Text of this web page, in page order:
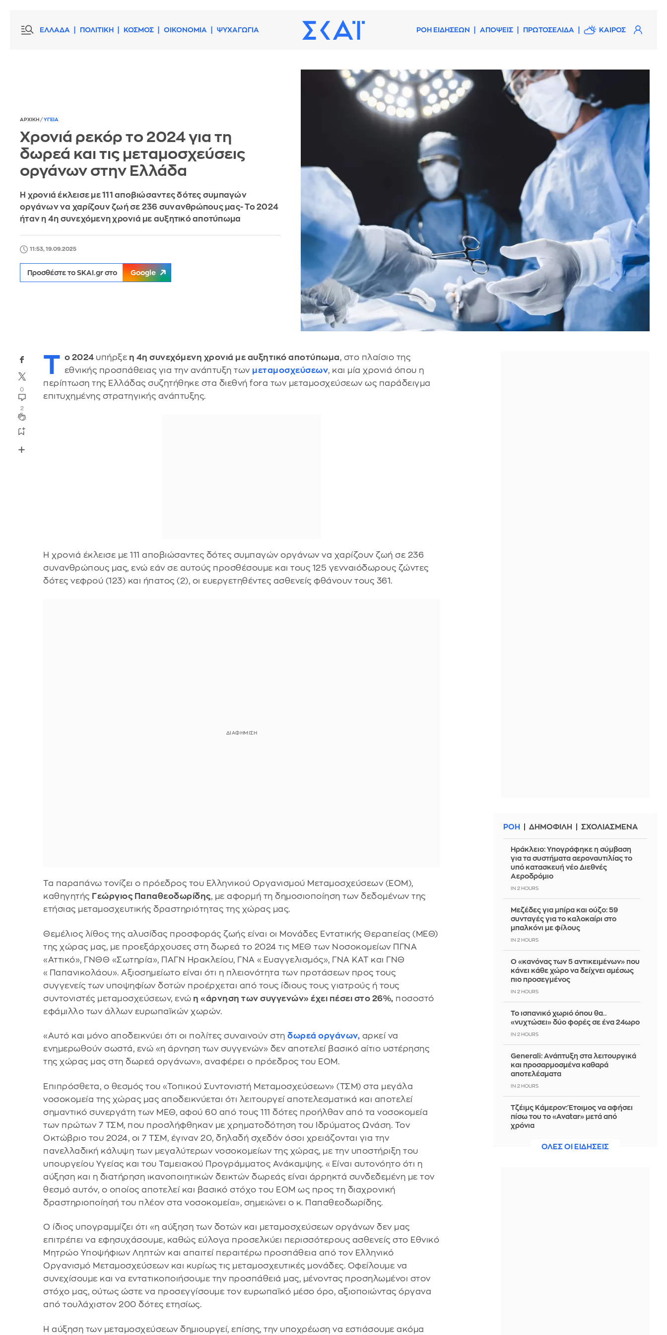
ΕΛΛΑΔΑ ΠΟΛΙΤΙΚΗ ΚΟΣΜΟΣ ΟΙΚΟΝΟΜΙΑ ΨΥΧΑΓΩΓΙΑ ΡΟΗ ΕΙΔΗΣΕΩΝ ΑΠΟΨΕΙΣ ΠΡΩΤΟΣΕΛΙΔΑ ΚΑΙΡΟΣ
ΑΡΧΙΚΗ / ΥΓΕΙΑ
Χρονιά ρεκόρ το 2024 για τη
δωρεά και τις μεταμοσχεύσεις
οργάνων στην Ελλάδα
Η χρονιά έκλεισε με 111 αποβιώσαντες δότες συμπαγών
οργάνων να χαρίζουν ζωή σε 236 συνανθρώπους μας- Το 2024
ήταν η 4η συνεχόμενη χρονιά με αυξητικό αποτύπωμα
11:53, 19.09.2025
Προσθέστε το SKAI.gr στο Google
0
2
Τ ο 2024 υπήρξε η 4η συνεχόμενη χρονιά με αυξητικό αποτύπωμα, στο πλαίσιο της
εθνικής προσπάθειας για την ανάπτυξη των μεταμοσχεύσεων, και μία χρονιά όπου η
περίπτωση της Ελλάδας συζητήθηκε στα διεθνή forα των μεταμοσχεύσεων ως παράδειγμα
επιτυχημένης στρατηγικής ανάπτυξης.
Η χρονιά έκλεισε με 111 αποβιώσαντες δότες συμπαγών οργάνων να χαρίζουν ζωή σε 236
συνανθρώπους μας, ενώ εάν σε αυτούς προσθέσουμε και τους 125 γενναιόδωρους ζώντες
δότες νεφρού (123) και ήπατος (2), οι ευεργετηθέντες ασθενείς φθάνουν τους 361.
Τα παραπάνω τονίζει ο πρόεδρος του Ελληνικού Οργανισμού Μεταμοσχεύσεων (ΕΟΜ),
καθηγητής Γεώργιος Παπαθεοδωρίδης, με αφορμή τη δημοσιοποίηση των δεδομένων της
ετήσιας μεταμοσχευτικής δραστηριότητας της χώρας μας.
Θεμέλιος λίθος της αλυσίδας προσφοράς ζωής είναι οι Μονάδες Εντατικής Θεραπείας (ΜΕΘ)
της χώρας μας, με προεξάρχουσες στη δωρεά το 2024 τις ΜΕΘ των Νοσοκομείων ΠΓΝΑ
«Αττικό», ΓΝΘΘ «Σωτηρία», ΠΑΓΝ Ηρακλείου, ΓΝΑ «Ευαγγελισμός», ΓΝΑ ΚΑΤ και ΓΝΘ
«Παπανικολάου». Αξιοσημείωτο είναι ότι η πλειονότητα των προτάσεων προς τους
συγγενείς των υποψηφίων δοτών προέρχεται από τους ίδιους τους γιατρούς ή τους
συντονιστές μεταμοσχεύσεων, ενώ η «άρνηση των συγγενών» έχει πέσει στο 26%, ποσοστό
εφάμιλλο των άλλων ευρωπαϊκών χωρών.
«Αυτό και μόνο αποδεικνύει ότι οι πολίτες συναινούν στηδωρεά οργάνων, αρκεί να
ενημερωθούν σωστά, ενώ «η άρνηση των συγγενών» δεν αποτελεί βασικό αίτιο υστέρησης
της χώρας μας στη δωρεά οργάνων», αναφέρει ο πρόεδρος του ΕΟΜ.
Επιπρόσθετα, ο θεσμός του «Τοπικού Συντονιστή Μεταμοσχεύσεων» (ΤΣΜ) στα μεγάλα
νοσοκομεία της χώρας μας αποδεικνύεται ότι λειτουργεί αποτελεσματικά και αποτελεί
σημαντικό συνεργάτη των ΜΕΘ, αφού 60 από τους 111 δότες προήλθαν από τα νοσοκομεία
των πρώτων 7 ΤΣΜ, που προσλήφθηκαν με χρηματοδότηση του Ιδρύματος Ωνάση. Τον
Οκτώβριο του 2024, οι 7 ΤΣΜ, έγιναν 20, δηλαδή σχεδόν όσοι χρειάζονται για την
πανελλαδική κάλυψη των μεγαλύτερων νοσοκομείων της χώρας, με την υποστήριξη του
υπουργείου Υγείας και του Ταμειακού Προγράμματος Ανάκαμψης. «Είναι αυτονόητο ότι η
αύξηση και η διατήρηση ικανοποιητικών δεικτών δωρεάς είναι άρρηκτά συνδεδεμένη με τον
θεσμό αυτόν, ο οποίος αποτελεί και βασικό στόχο του ΕΟΜ ως προς τη διαχρονική
δραστηριοποίησή του πλέον στα νοσοκομεία», σημειώνει ο κ. Παπαθεοδωρίδης.
Ο ίδιος υπογραμμίζει ότι «η αύξηση των δοτών και μεταμοσχεύσεων οργάνων δεν μας
επιτρέπει να εφησυχάσουμε, καθώς εύλογα προσελκύει περισσότερους ασθενείς στο Εθνικό
Μητρώο Υποψήφιων Ληπτών και απαιτεί περαιτέρω προσπάθεια από τον Ελληνικό
Οργανισμό Μεταμοσχεύσεων και κυρίως τις μεταμοσχευτικές μονάδες. Οφείλουμε να
συνεχίσουμε και να εντατικοποιήσουμε την προσπάθειά μας, μένοντας προσηλωμένοι στον
στόχο μας, ούτως ώστε να προσεγγίσουμε τον ευρωπαϊκό μέσο όρο, αξιοποιώντας όργανα
από τουλάχιστον 200 δότες ετησίως.
Η αύξηση των μεταμοσχεύσεων δημιουργεί, επίσης, την υποχρέωση να εστιάσουμε ακόμα
ΡΟΗ ΔΗΜΟΦΙΛΗ ΣΧΟΛΙΑΣΜΕΝΑ
Ηράκλειο: Υπογράφηκε η σύμβαση
για τα συστήματα αεροναυτιλίας το
υπό κατασκευή νέο Διεθνές
Αεροδρόμιο
IN 2 HOURS
Μεζέδες για μπίρα και ούζο: 59
συνταγές για το καλοκαίρι στο
μπαλκόνι με φίλους
IN 2 HOURS
Ο «κανόνας των 5 αντικειμένων» που
κάνει κάθε χώρο να δείχνει αμέσως
πιο προσεγμένος
IN 2 HOURS
Το ισπανικό χωριό όπου θα..
«νυχτώσει» δύο φορές σε ένα 24ωρο
IN 2 HOURS
Generali: Ανάπτυξη στα λειτουργικά
και προσαρμοσμένα καθαρά
αποτελέσματα
IN 2 HOURS
Τζέιμς Κάμερον: Έτοιμος να αφήσει
πίσω του το «Avatar» μετά από
χρόνια
ΟΛΕΣ ΟΙ ΕΙΔΗΣΕΙΣ